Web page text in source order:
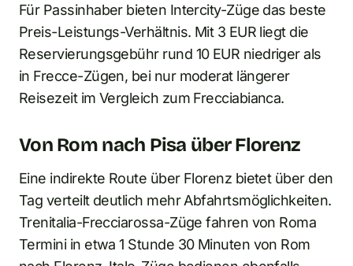
Für Passinhaber bieten Intercity-Züge das beste
Preis-Leistungs-Verhältnis. Mit 3 EUR liegt die
Reservierungsgebühr rund 10 EUR niedriger als
in Frecce-Zügen, bei nur moderat längerer
Reisezeit im Vergleich zum Frecciabianca.
Von Rom nach Pisa über Florenz
Eine indirekte Route über Florenz bietet über den
Tag verteilt deutlich mehr Abfahrtsmöglichkeiten.
Trenitalia-Frecciarossa-Züge fahren von Roma
Termini in etwa 1 Stunde 30 Minuten von Rom